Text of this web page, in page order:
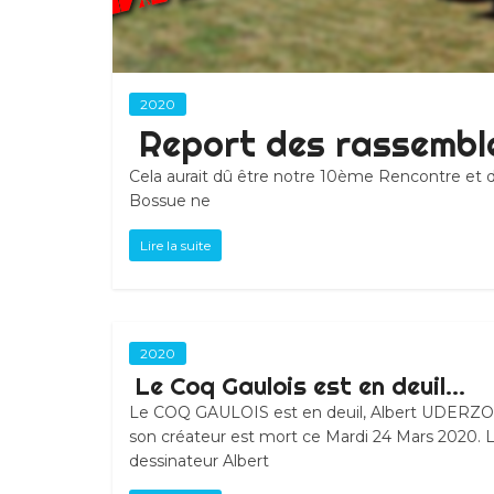
2020
Report des
Cela aurait dû être notre 10ème Rencontre et
Bossue ne
Lire la suite
2020
Le Coq Gaulois est en deuil…
Le COQ GAULOIS est en deuil, Albert
son créateur est mort ce Mardi 24 Mars 2020.
dessinateur Albert